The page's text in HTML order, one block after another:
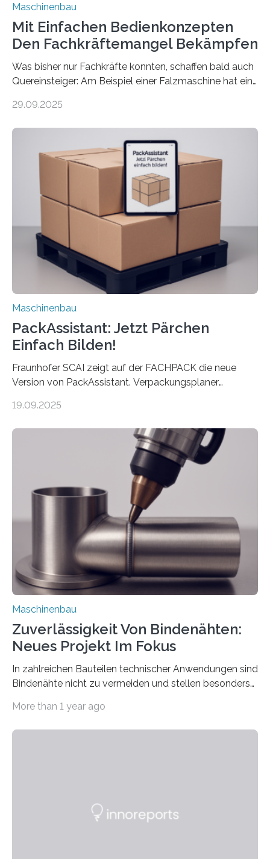
Maschinenbau
Mit Einfachen Bedienkonzepten
Den Fachkräftemangel Bekämpfen
Was bisher nur Fachkräfte konnten, schaffen bald auch
Quereinsteiger: Am Beispiel einer Falzmaschine hat ein
Mensch-Maschine-Schnittstelle so sehr vereinfacht,
Die zugrunde liegende Methodik lässt sich auf alle
anderen Maschinen übertragen. Eine Falzmaschine
umzurüsten ist ein Job für echte Profis. Eine solche
Maschine faltet in Druckereien Broschüren, Prospekte,
Landkarten und vieles mehr – mehrere Zehntausend
Exemplare pro Stunde. Je nach Maschinentyp und
Auftrag kann das Umrüsten…
29.09.2025
Maschinenbau
PackAssistant: Jetzt Pärchen
Einfach Bilden!
Fraunhofer SCAI zeigt auf der FACHPACK die neue
Version von PackAssistant. Verpackungsplaner
Automobil, Maschinenbau und in der Zulieferindustrie.
Teile als eine Einheit verpacken. Die Anordnung kann
der Benutzer vorgeben und erhält so mehr Kontrolle
über die Positionierung der Bauteile. Die ebenfalls neue
Automatisierungsschnittstelle dient dazu, die Software
besser in spezifische Unternehmensprozesse
einzubinden. Sankt Augustin – Zur Messe FACHPACK
vom 23. bis 25. September in Nürnberg…
19.09.2025
Maschinenbau
Zuverlässigkeit Von Bindenähten:
Neues Projekt Im Fokus
In zahlreichen Bauteilen technischer Anwendungen sind
Bindenähte nicht zu vermeiden und stellen besonders
Matrixmaterials eine große Herausforderung dar.
Durch den verstärkten Einsatz von Rezyklaten
More than 1 year ago